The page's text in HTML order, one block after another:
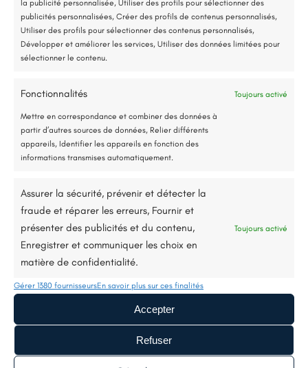
la publicité personnalisée, Utiliser des profils pour sélectionner des
publicités personnalisées, Créer des profils de contenus personnalisés,
Utiliser des profils pour sélectionner des contenus personnalisés,
Développer et améliorer les services, Utiliser des données limitées pour
sélectionner le contenu.
Fonctionnalités Toujours activé
Mettre en correspondance et combiner des données à
partir d’autres sources de données, Relier différents
appareils, Identifier les appareils en fonction des
informations transmises automatiquement.
Assurer la sécurité, prévenir et détecter la
fraude et réparer les erreurs, Fournir et
présenter des publicités et du contenu,
Enregistrer et communiquer les choix en
matière de confidentialité.
Toujours activé
Gérer 1380 fournisseursEn savoir plus sur ces finalités
Accepter
Refuser
combles
Jusqu’à 80% de prise en charge*